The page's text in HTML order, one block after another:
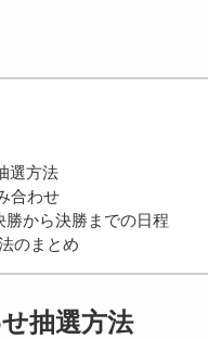
選方法
合わせ
勝から決勝までの日程
のまとめ
抽選方法